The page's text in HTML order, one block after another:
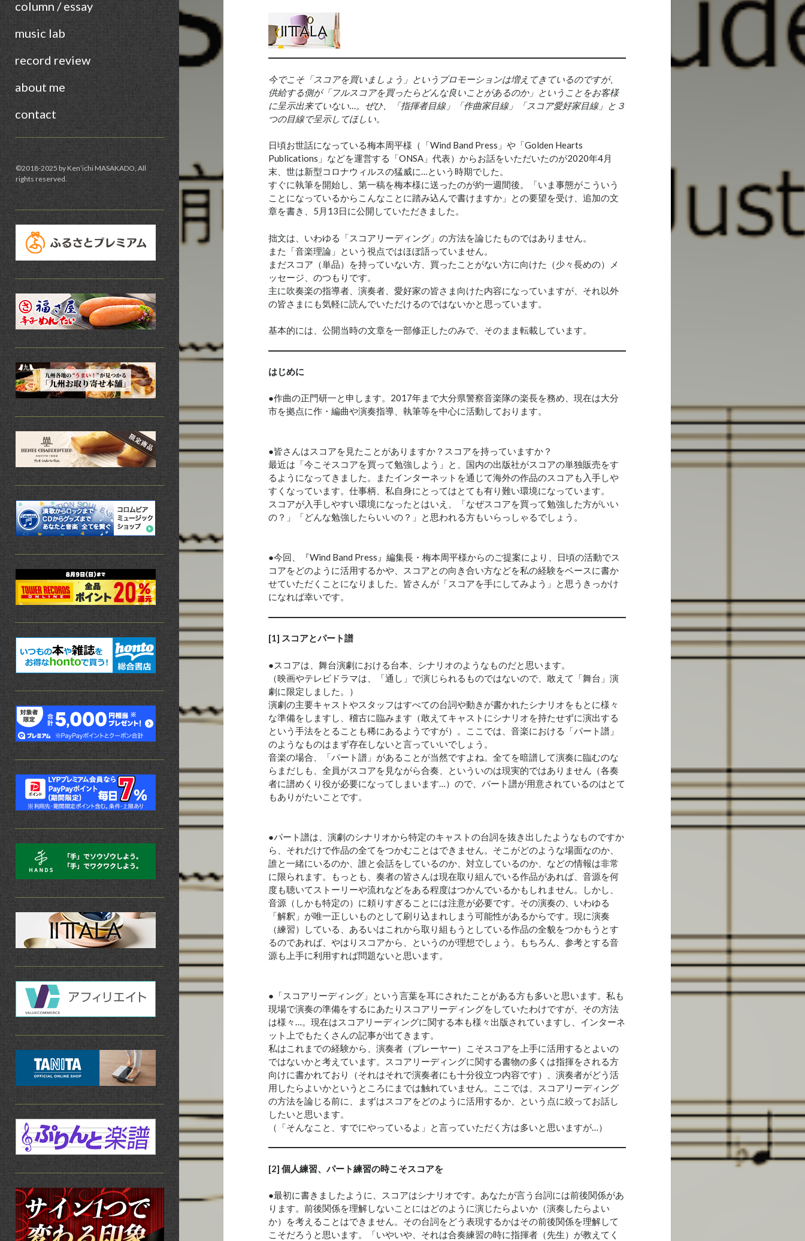
column / essay
music lab
record review
about me
contact
Sidebar
©︎2018-2025 by Ken’ichi MASAKADO, All
rights reserved.
今でこそ「スコアを買いましょう」というプロモーションは増えてきているのですが、
供給する側が「フルスコアを買ったらどんな良いことがあるのか」ということをお客様
に呈示出来ていない…。ぜひ、「指揮者目線」「作曲家目線」「スコア愛好家目線」と３
つの目線で呈示してほしい。
日頃お世話になっている梅本周平様（「Wind Band Press」や「Golden Hearts
Publications」などを運営する「ONSA」代表）からお話をいただいたのが2020年4月
末、世は新型コロナウィルスの猛威に…という時期でした。
すぐに執筆を開始し、第一稿を梅本様に送ったのが約一週間後。「いま事態がこういう
ことになっているからこんなことに踏み込んで書けますか」との要望を受け、追加の文
章を書き、5月13日に公開していただきました。
拙文は、いわゆる「スコアリーディング」の方法を論じたものではありません。
また「音楽理論」という視点ではほぼ語っていません。
まだスコア（単品）を持っていない方、買ったことがない方に向けた（少々長めの）メ
ッセージ、のつもりです。
主に吹奏楽の指導者、演奏者、愛好家の皆さま向けた内容になっていますが、それ以外
の皆さまにも気軽に読んでいただけるのではないかと思っています。
基本的には、公開当時の文章を一部修正したのみで、そのまま転載しています。
はじめに
●作曲の正門研一と申します。2017年まで大分県警察音楽隊の楽長を務め、現在は大分
市を拠点に作・編曲や演奏指導、執筆等を中心に活動しております。
●皆さんはスコアを見たことがありますか？スコアを持っていますか？
最近は「今こそスコアを買って勉強しよう」と、国内の出版社がスコアの単独販売をす
るようになってきました。またインターネットを通じて海外の作品のスコアも入手しや
すくなっています。仕事柄、私自身にとってはとても有り難い環境になっています。
スコアが入手しやすい環境になったとはいえ、「なぜスコアを買って勉強した方がいい
の？」「どんな勉強したらいいの？」と思われる方もいらっしゃるでしょう。
●今回、『Wind Band Press』編集長・梅本周平様からのご提案により、日頃の活動でス
コアをどのように活用するかや、スコアとの向き合い方などを私の経験をベースに書か
せていただくことになりました。皆さんが「スコアを手にしてみよう」と思うきっかけ
になれば幸いです。
[1] スコアとパート譜
●スコアは、舞台演劇における台本、シナリオのようなものだと思います。
（映画やテレビドラマは、「通し」で演じられるものではないので、敢えて「舞台」演
劇に限定しました。）
演劇の主要キャストやスタッフはすべての台詞や動きが書かれたシナリオをもとに様々
な準備をしますし、稽古に臨みます（敢えてキャストにシナリオを持たせずに演出する
という手法をとることも稀にあるようですが）。ここでは、音楽における「パート譜」
のようなものはまず存在しないと言っていいでしょう。
音楽の場合、「パート譜」があることが当然ですよね。全てを暗譜して演奏に臨むのな
らまだしも、全員がスコアを見ながら合奏、といういのは現実的ではありません（各奏
者に譜めくり役が必要になってしまいます…）ので、パート譜が用意されているのはとて
もありがたいことです。
●パート譜は、演劇のシナリオから特定のキャストの台詞を抜き出したようなものですか
ら、それだけで作品の全てをつかむことはできません。そこがどのような場面なのか、
誰と一緒にいるのか、誰と会話をしているのか、対立しているのか、などの情報は非常
に限られます。もっとも、奏者の皆さんは現在取り組んでいる作品があれば、音源を何
度も聴いてストーリーや流れなどをある程度はつかんでいるかもしれません。しかし、
音源（しかも特定の）に頼りすぎることには注意が必要です。その演奏の、いわゆる
「解釈」が唯一正しいものとして刷り込まれしまう可能性があるからです。現に演奏
（練習）している、あるいはこれから取り組もうとしている作品の全貌をつかもうとす
るのであれば、やはりスコアから、というのが理想でしょう。もちろん、参考とする音
源も上手に利用すれば問題ないと思います。
●「スコアリーディング」という言葉を耳にされたことがある方も多いと思います。私も
現場で演奏の準備をするにあたりスコアリーディングをしていたわけですが、その方法
は様々…。現在はスコアリーディングに関する本も様々出版されていますし、インターネ
ット上でもたくさんの記事が出てきます。
私はこれまでの経験から、演奏者（プレーヤー）こそスコアを上手に活用するとよいの
ではないかと考えています。スコアリーディングに関する書物の多くは指揮をされる方
向けに書かれており（それはそれで演奏者にも十分役立つ内容です）、演奏者がどう活
用したらよいかというところにまでは触れていません。ここでは、スコアリーディング
の方法を論じる前に、まずはスコアをどのように活用するか、という点に絞ってお話し
したいと思います。
（「そんなこと、すでにやっているよ」と言っていただく方は多いと思いますが…）
[2] 個人練習、パート練習の時こそスコアを
●最初に書きましたように、スコアはシナリオです。あなたが言う台詞には前後関係があ
ります。前後関係を理解しないことにはどのように演じたらよいか（演奏したらよい
か）を考えることはできません。その台詞をどう表現するかはその前後関係を理解して
こそだろうと思います。「いやいや、それは合奏練習の時に指揮者（先生）が教えてく